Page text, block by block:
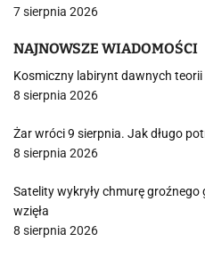
7 sierpnia 2026
NAJNOWSZE WIADOMOŚCI
Kosmiczny labirynt dawnych
8 sierpnia 2026
Żar wróci 9 sierpnia. Jak długo
8 sierpnia 2026
Satelity wykryły chmurę
wzięła
8 sierpnia 2026